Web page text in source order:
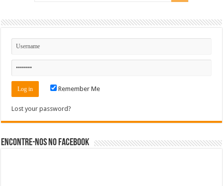
Remember Me
Lost your password?
Encontre-nos no Facebook